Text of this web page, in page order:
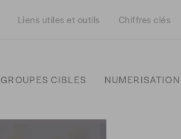
Liens utiles et outils Chiffres clés
GROUPES CIBLES NUMERISATION